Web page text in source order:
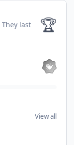
They last
🏆
View all